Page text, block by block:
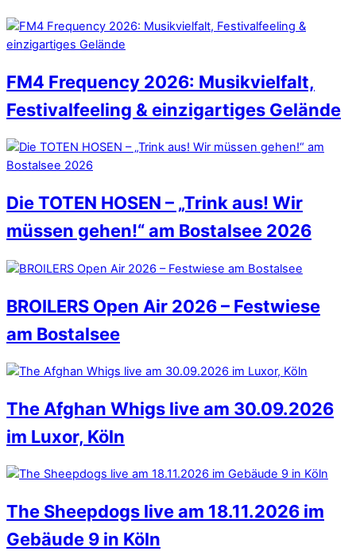
FM4 Frequency 2026: Musikvielfalt,
Festivalfeeling & einzigartiges Gelände
Die TOTEN HOSEN – „Trink aus! Wir
müssen gehen!“ am Bostalsee 2026
BROILERS Open Air 2026 – Festwiese
am Bostalsee
The Afghan Whigs live am 30.09.2026
im Luxor, Köln
The Sheepdogs live am 18.11.2026 im
Gebäude 9 in Köln